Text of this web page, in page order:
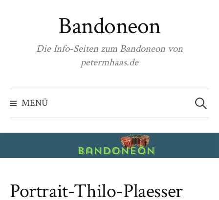
Bandoneon
Die Info-Seiten zum Bandoneon von
petermhaas.de
MENÜ
Suchen
nach:
Portrait-Thilo-Plaesser